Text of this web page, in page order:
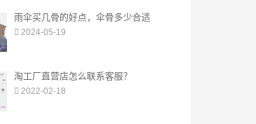
雨伞买几骨的好点，伞骨多少合适
2024-05-19
淘工厂直营店怎么联系客服？
2022-02-18